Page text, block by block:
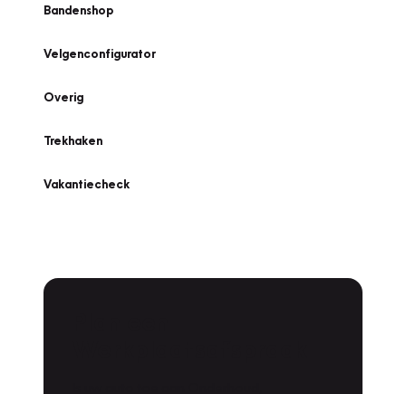
Bandenshop
Velgenconfigurator
Overig
Trekhaken
Vakantiecheck